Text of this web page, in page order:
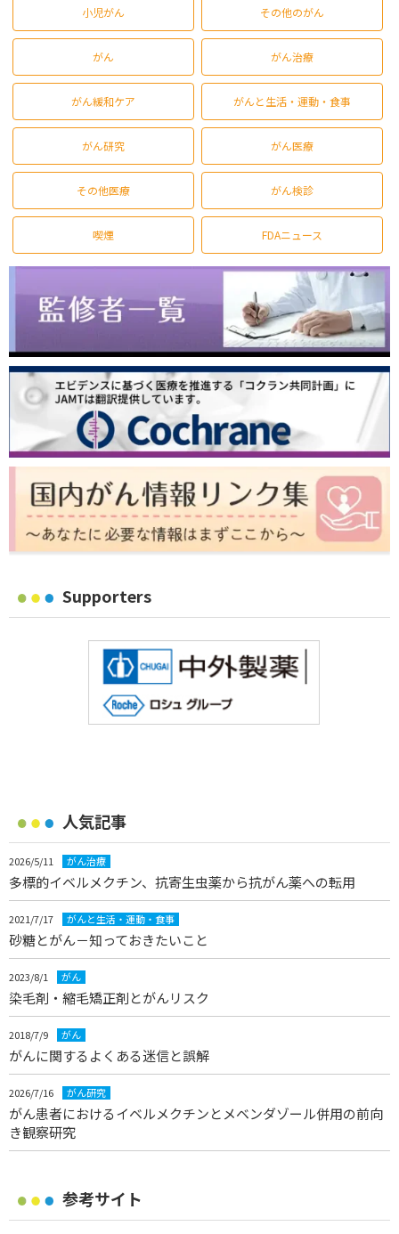
小児がん その他のがん
がん がん治療
がん緩和ケア がんと生活・運動・食事
がん研究 がん医療
その他医療 がん検診
喫煙 FDAニュース
Supporters
人気記事
2026/5/11 がん治療
多標的イベルメクチン、抗寄生虫薬から抗がん薬への転用
2021/7/17 がんと生活・運動・食事
砂糖とがん－知っておきたいこと
2023/8/1 がん
染毛剤・縮毛矯正剤とがんリスク
2018/7/9 がん
がんに関するよくある迷信と誤解
2026/7/16 がん研究
がん患者におけるイベルメクチンとメベンダゾール併用の前向
き観察研究
参考サイト